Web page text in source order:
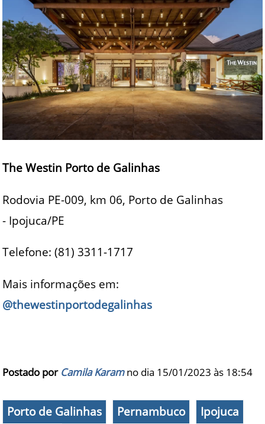
The Westin Porto de Galinhas
Rodovia PE-009, km 06, Porto de Galinhas
- Ipojuca/PE
Telefone: (81) 3311-1717
Mais informações em:
@thewestinportodegalinhas
Postado por Camila Karamno dia 15/01/2023 às 18:54
Porto de Galinhas Pernambuco
Ipojuca